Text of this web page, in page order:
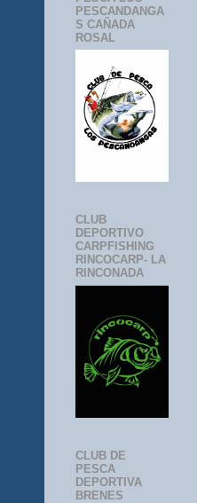
PESCANDANGA
S CAÑADA
ROSAL
CLUB
DEPORTIVO
CARPFISHING
RINCOCARP- LA
RINCONADA
CLUB DE
PESCA
DEPORTIVA
BRENES